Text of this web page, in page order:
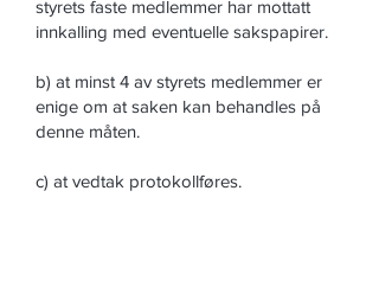
styrets faste medlemmer har mottatt
innkalling med eventuelle sakspapirer.
b) at minst 4 av styrets medlemmer er
enige om at saken kan behandles på
denne måten.
c) at vedtak protokollføres.